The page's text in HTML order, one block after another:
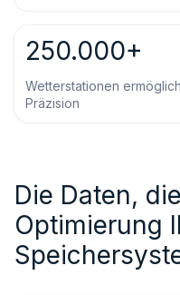
250.000+
Wetterstationen
Präzision
Die Daten,
Optimierung